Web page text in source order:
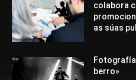
colabora
as súas
berro»